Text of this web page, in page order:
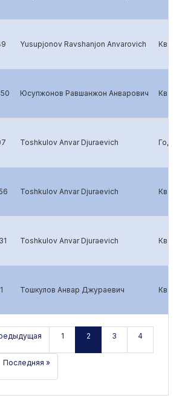
Yusupjonov Ravshanjon Anvarovich
Юсупжонов Равшанжон Анварович
Toshkulov Anvar Djuraevich
Toshkulov Anvar Djuraevich
Toshkulov Anvar Djuraevich
Тошкулов Анвар Джураевич
1 2 3 4
Последняя »